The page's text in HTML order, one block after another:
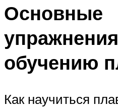
Основные
обучению
Как научиться